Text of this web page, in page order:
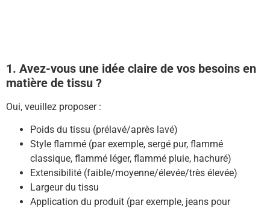
1. Avez-vous une idée claire de vos besoins en
matière de tissu ?
Oui, veuillez proposer :
Poids du tissu (prélavé/après lavé)
Style flammé (par exemple, sergé pur, flammé
classique, flammé léger, flammé pluie, hachuré)
Extensibilité (faible/moyenne/élevée/très élevée)
Largeur du tissu
Application du produit (par exemple, jeans pour